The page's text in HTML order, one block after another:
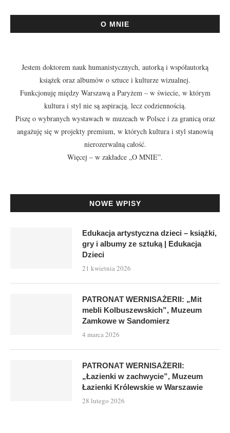
O MNIE
Jestem doktorem nauk humanistycznych, autorką i współautorką
książek oraz albumów o sztuce i kulturze wizualnej.
Funkcjonuję między Warszawą a Paryżem – w świecie, w którym
kultura i styl nie są aspiracją, lecz codziennością.
Piszę o wybranych wystawach w muzeach w Polsce i za granicą oraz
angażuję się w projekty premium, w których kultura i styl stanowią
nierozerwalną całość.
Więcej – w zakładce „O MNIE”.
NOWE WPISY
Edukacja artystyczna dzieci – książki,
gry i albumy ze sztuką | Edukacja
Dzieci
21 kwietnia 2026
PATRONAT WERNISAŻERII: „Mit
mebli Kolbuszewskich”, Muzeum
Zamkowe w Sandomierz
4 marca 2026
PATRONAT WERNISAŻERII:
„Łazienki w zachwycie”, Muzeum
Łazienki Królewskie w Warszawie
28 lutego 2026